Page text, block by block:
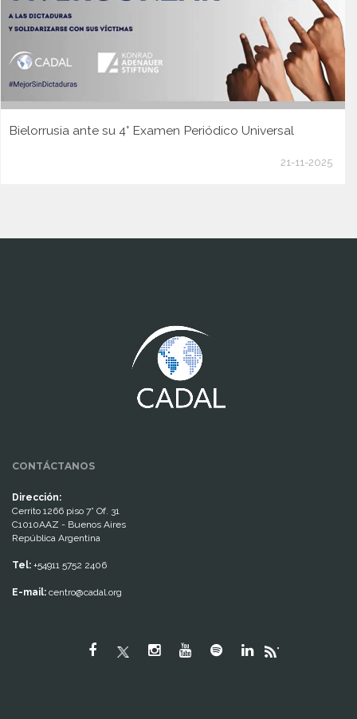
Bielorrusia ante su 4° Examen Periódico Universal
21-11-2025
CONTÁCTANOS
Dirección:
Cerrito 1266 piso 7° Of. 31
C1010AAZ - Buenos Aires
República Argentina
Tel: +54911 5752 2406
E-mail: centro@cadal.org
"